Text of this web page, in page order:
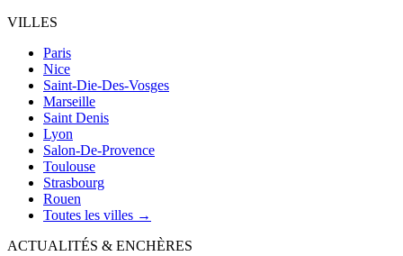
VILLES
Paris
Nice
Saint-Die-Des-Vosges
Marseille
Saint Denis
Lyon
Salon-De-Provence
Toulouse
Strasbourg
Rouen
Toutes les villes →
ACTUALITÉS & ENCHÈRES